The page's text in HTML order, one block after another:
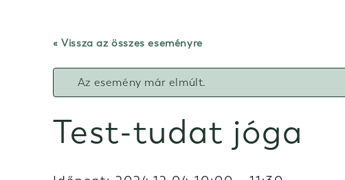
« Vissza az összes eseményre
Az esemény már elmúlt.
Test-tudat jóga